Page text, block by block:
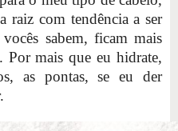
raiz com tendência a ser
sabem, ficam mais
Por mais que eu hidrate,
as pontas, se eu der